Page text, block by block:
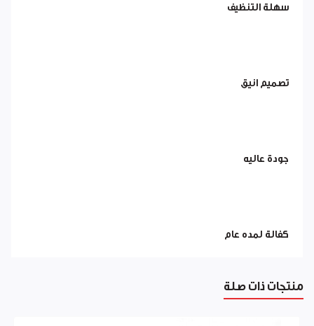
سهلة التنظيف
تصميم انيق
جودة عاليه
كفالة لمده عام
منتجات ذات صلة